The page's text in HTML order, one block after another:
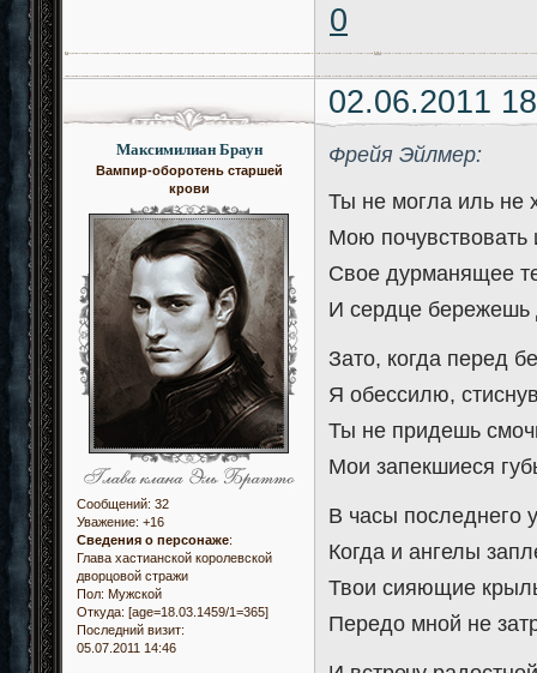
0
02.06.2011
Максимилиан Браун
Вампир-оборотень старшей
крови
Сообщений: 32
Уважение: +16
Сведения о персонаже:
Глава хастианской королевской
дворцовой стражи
Пол: Мужской
Откуда: [age=18.03.1459/1=365]
Последний визит:
05.07.2011 14:46
Фрейя Эйлмер:
Ты не могла иль не
Мою почувствовать
Свое дурманящее
И сердце бережешь
Зато, когда перед
Я обессилю,
Ты не придешь
Мои запекшиеся
В часы последнего
Когда и ангелы
Твои сияющие
Передо мной не